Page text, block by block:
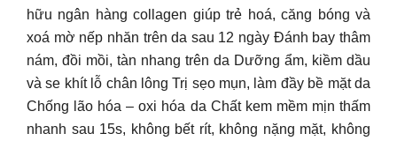
hữu ngân hàng collagen giúp trẻ hoá, căng bóng và
xoá mờ nếp nhăn trên da sau 12 ngày Đánh bay thâm
nám, đồi mồi, tàn nhang trên da Dưỡng ẩm, kiềm dầu
và se khít lỗ chân lông Trị sẹo mụn, làm đầy bề mặt da
Chống lão hóa – oxi hóa da Chất kem mềm mịn thấm
nhanh sau 15s, không bết rít, không nặng mặt, không